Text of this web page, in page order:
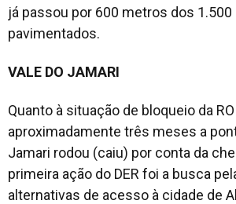
já passou por 600 metros dos
pavimentados.
VALE DO JAMARI
Quanto à situação de bloqueio da
aproximadamente três meses a
Jamari rodou (caiu) por conta da
primeira ação do DER foi a busca
alternativas de acesso à cidade de